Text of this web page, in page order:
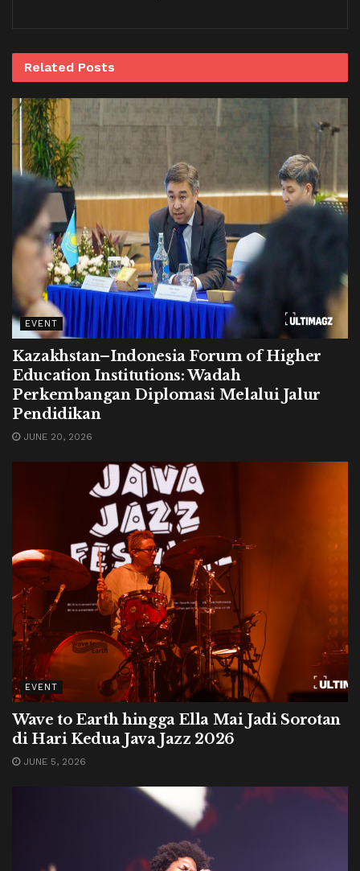
Related Posts
EVENT
Kazakhstan–Indonesia Forum of Higher
Education Institutions: Wadah
Perkembangan Diplomasi Melalui Jalur
Pendidikan
JUNE 20, 2026
EVENT
Wave to Earth hingga Ella Mai Jadi Sorotan
di Hari Kedua Java Jazz 2026
JUNE 5, 2026